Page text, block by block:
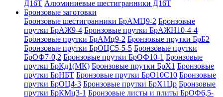
Д16Т Алюминиевые шестигранники Д16Т
Бронзовые заготовки
Бронзовые шестигранники БрАМЦ9-2 Бронзовые
прутки БрАЖ9-4 Бронзовые прутки БрАЖН10-4-4
Бронзовые прутки БрАМц9-2 Бронзовые прутки БрБ2
Бронзовые прутки БрОЦС5-5-5 Бронзовые прутки
БрОФ7-0,2 Бронзовые прутки БрОФ10-1 Бронзовые
прутки БрКд1(МК) Бронзовые прутки БрХ1 Бронзовые
прутки БрНБТ Бронзовые прутки БрО10С10 Бронзовые
прутки БрОЦ4-3 Бронзовые прутки БрХ1Цр Бронзовые
прутки БрКМц3-1 Бронзовые листы и плиты БрОФ6,5-